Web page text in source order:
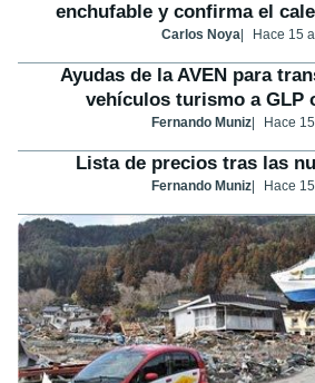
enchufable y confirma el
Carlos Noya Hace 15
Ayudas de la AVEN para
vehículos turismo a GLP
Fernando Muniz Hace
Lista de precios tras las
Fernando Muniz Hace